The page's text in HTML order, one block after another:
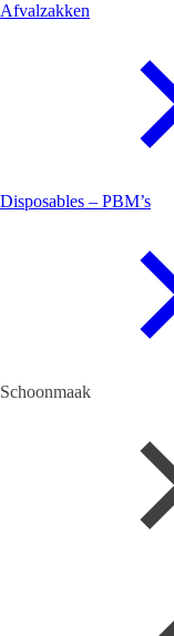
Afvalzakken
Disposables – PBM’s
Schoonmaak